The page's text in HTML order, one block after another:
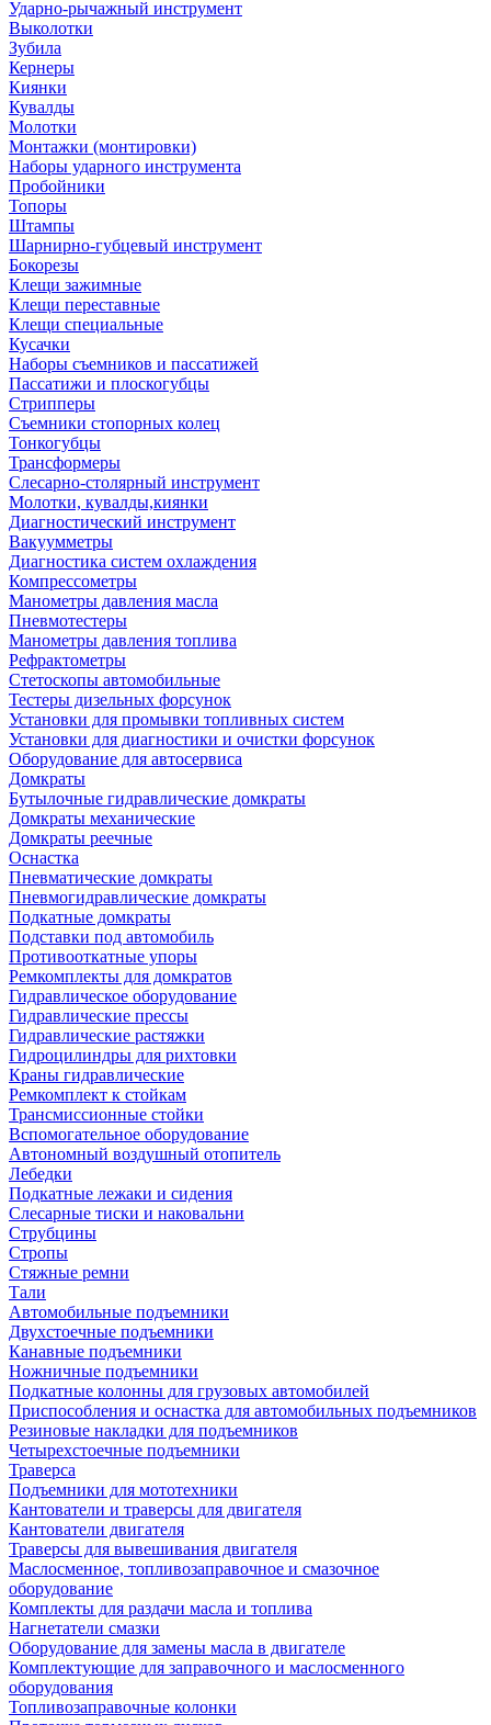
Ударно-рычажный инструмент
Выколотки
Зубила
Кернеры
Киянки
Кувалды
Молотки
Монтажки (монтировки)
Наборы ударного инструмента
Пробойники
Топоры
Штампы
Шарнирно-губцевый инструмент
Бокорезы
Клещи зажимные
Клещи переставные
Клещи специальные
Кусачки
Наборы съемников и пассатижей
Пассатижи и плоскогубцы
Стрипперы
Съемники стопорных колец
Тонкогубцы
Трансформеры
Слесарно-столярный инструмент
Молотки, кувалды,киянки
Диагностический инструмент
Вакуумметры
Диагностика систем охлаждения
Компрессометры
Манометры давления масла
Пневмотестеры
Манометры давления топлива
Рефрактометры
Стетоскопы автомобильные
Тестеры дизельных форсунок
Установки для промывки топливных систем
Установки для диагностики и очистки форсунок
Оборудование для автосервиса
Домкраты
Бутылочные гидравлические домкраты
Домкраты механические
Домкраты реечные
Оснастка
Пневматические домкраты
Пневмогидравлические домкраты
Подкатные домкраты
Подставки под автомобиль
Противооткатные упоры
Ремкомплекты для домкратов
Гидравлическое оборудование
Гидравлические прессы
Гидравлические растяжки
Гидроцилиндры для рихтовки
Краны гидравлические
Ремкомплект к стойкам
Трансмиссионные стойки
Вспомогательное оборудование
Автономный воздушный отопитель
Лебедки
Подкатные лежаки и сидения
Слесарные тиски и наковальни
Струбцины
Стропы
Стяжные ремни
Тали
Автомобильные подъемники
Двухстоечные подъемники
Канавные подъемники
Ножничные подъемники
Подкатные колонны для грузовых автомобилей
Приспособления и оснастка для автомобильных подъемников
Резиновые накладки для подъемников
Четырехстоечные подъемники
Траверса
Подъемники для мототехники
Кантователи и траверсы для двигателя
Кантователи двигателя
Траверсы для вывешивания двигателя
Маслосменное, топливозаправочное и смазочное
оборудование
Комплекты для раздачи масла и топлива
Нагнетатели смазки
Оборудование для замены масла в двигателе
Комплектующие для заправочного и маслосменного
оборудования
Топливозаправочные колонки